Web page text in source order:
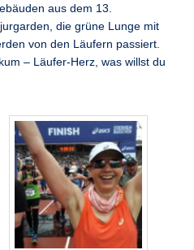
aus dem 13.
die grüne Lunge mit
von den Läufern passiert.
– Läufer-Herz, was willst du